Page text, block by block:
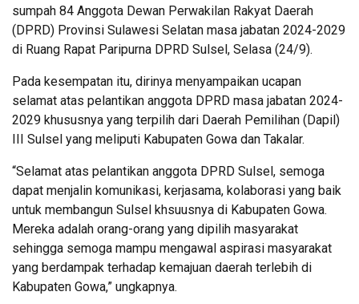
sumpah 84 Anggota Dewan Perwakilan Rakyat Daerah
(DPRD) Provinsi Sulawesi Selatan masa jabatan 2024-2029
di Ruang Rapat Paripurna DPRD Sulsel, Selasa (24/9).
Pada kesempatan itu, dirinya menyampaikan ucapan
selamat atas pelantikan anggota DPRD masa jabatan 2024-
2029 khususnya yang terpilih dari Daerah Pemilihan (Dapil)
III Sulsel yang meliputi Kabupaten Gowa dan Takalar.
“Selamat atas pelantikan anggota DPRD Sulsel, semoga
dapat menjalin komunikasi, kerjasama, kolaborasi yang baik
untuk membangun Sulsel khsuusnya di Kabupaten Gowa.
Mereka adalah orang-orang yang dipilih masyarakat
sehingga semoga mampu mengawal aspirasi masyarakat
yang berdampak terhadap kemajuan daerah terlebih di
Kabupaten Gowa,” ungkapnya.